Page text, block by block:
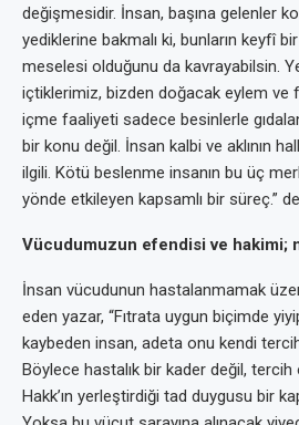
değişmesidir. İnsan, başına gelenler
yediklerine bakmalı ki, bunların keyfî
meselesi olduğunu da kavrayabilsin.
içtiklerimiz, bizden doğacak eylem ve
içme faaliyeti sadece besinlerle
bir konu değil. İnsan kalbi ve aklının
ilgili. Kötü beslenme insanın bu üç
yönde etkileyen kapsamlı bir süreç.”
Vücudumuzun efendisi ve hakimi;
İnsan vücudunun hastalanmamak
eden yazar, “Fıtrata uygun biçimde
kaybeden insan, adeta onu kendi
Böylece hastalık bir kader değil, tercih
Hakk’ın yerleştirdiği tad duygusu bir